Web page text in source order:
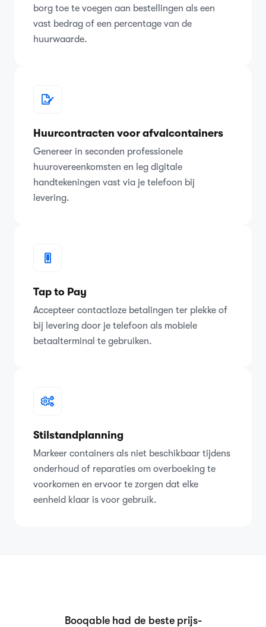
borg toe te voegen aan bestellingen als een
vast bedrag of een percentage van de
huurwaarde.
Huurcontracten voor afvalcontainers
Genereer in seconden professionele
huurovereenkomsten en leg digitale
handtekeningen vast via je telefoon bij
levering.
Tap to Pay
Accepteer contactloze betalingen ter plekke of
bij levering door je telefoon als mobiele
betaalterminal te gebruiken.
Stilstandplanning
Markeer containers als niet beschikbaar tijdens
onderhoud of reparaties om overboeking te
voorkomen en ervoor te zorgen dat elke
eenheid klaar is voor gebruik.
Booqable had de beste prijs-